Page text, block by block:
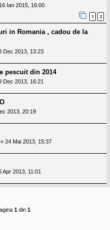
16 Ian 2015, 16:00
1 2
in Romania , cadou de la
Dec 2013, 13:23
pescuit din 2014
Dec 2013, 16:21
2013, 20:19
« 24 Mai 2013, 15:37
Apr 2013, 11:01
1 din 1